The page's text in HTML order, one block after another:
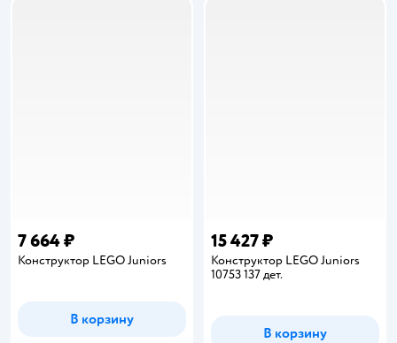
7 664 ₽
Конструктор LEGO Juniors
В корзину
15 427 ₽
Конструктор LEGO Juniors
10753 137 дет.
В корзину